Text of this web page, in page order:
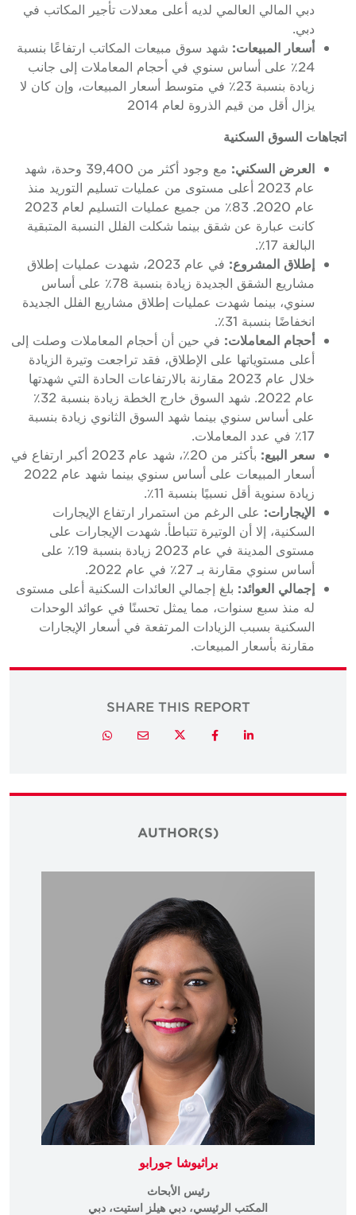
دبي المالي العالمي لديه أعلى معدلات تأجير المكاتب في
دبي.
أسعار المبيعات: شهد سوق مبيعات المكاتب ارتفاعًا بنسبة
24٪ على أساس سنوي في أحجام المعاملات إلى جانب
زيادة بنسبة 23٪ في متوسط أسعار المبيعات، وإن كان لا
يزال أقل من قيم الذروة لعام 2014
اتجاهات السوق السكنية
العرض السكني:
مع وجود أكثر من 39,400 وحدة، شهد
عام 2023 أعلى مستوى من عمليات تسليم التوريد منذ
عام 2020. 83٪ من جميع عمليات التسليم لعام 2023
كانت عبارة عن شقق بينما شكلت الفلل النسبة المتبقية
البالغة 17٪.
إطلاق المشروع:
في عام 2023، شهدت عمليات إطلاق
مشاريع الشقق الجديدة زيادة بنسبة 78٪ على أساس
سنوي، بينما شهدت عمليات إطلاق مشاريع الفلل الجديدة
انخفاضًا بنسبة 31٪.
أحجام المعاملات: في حين أن أحجام المعاملات وصلت إلى
أعلى مستوياتها على الإطلاق، فقد تراجعت وتيرة الزيادة
خلال عام 2023 مقارنة بالارتفاعات الحادة التي شهدتها
عام 2022. شهد السوق خارج الخطة زيادة بنسبة 32٪
على أساس سنوي بينما شهد السوق الثانوي زيادة بنسبة
17٪ في عدد المعاملات.
سعر البيع:
بأكثر من 20٪، شهد عام 2023 أكبر ارتفاع في
أسعار المبيعات على أساس سنوي بينما شهد عام 2022
زيادة سنوية أقل نسبيًا بنسبة 11٪.
الإيجارات: على الرغم من استمرار ارتفاع الإيجارات
السكنية، إلا أن الوتيرة تتباطأ. شهدت الإيجارات على
مستوى المدينة في عام 2023 زيادة بنسبة 19٪ على
أساس سنوي مقارنة بـ 27٪ في عام 2022.
إجمالي العوائد: بلغ إجمالي العائدات السكنية أعلى مستوى
له منذ سبع سنوات، مما يمثل تحسنًا في عوائد الوحدات
السكنية بسبب الزيادات المرتفعة في أسعار الإيجارات
مقارنة بأسعار المبيعات.
SHARE THIS REPORT
LinkedIn
Facebook
Twitter
Email
Whatsapp
AUTHOR(S)
براثيوشا جورابو
رئيس الأبحاث
المكتب الرئيسي، دبي هيلز استيت، دبي